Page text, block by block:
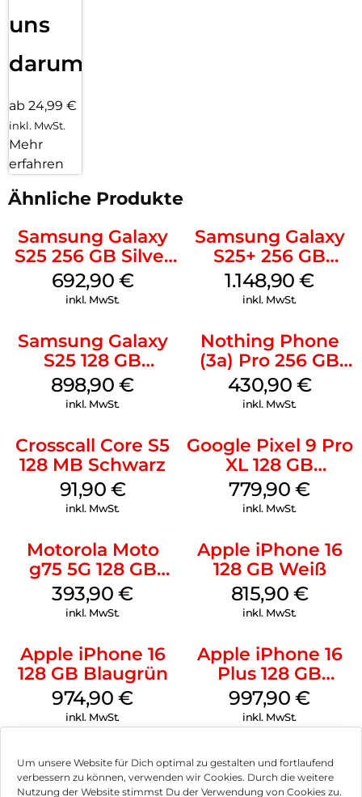
Um unsere Website für Dich optimal zu gestalten und fortlaufend
verbessern zu können, verwenden wir Cookies. Durch die weitere
Nutzung der Website stimmst Du der Verwendung von Cookies zu.
uns
darum!
ab 24,99 €
inkl. MwSt.
Mehr
erfahren
Ähnliche Produkte
Samsung Galaxy
S25 256 GB Silver
Shadow
692,90 €
inkl. MwSt.
Samsung Galaxy
S25+ 256 GB
Icyblue
1.148,90€
inkl. MwSt.
Samsung Galaxy
S25 128 GB
Icyblue
898,90€
inkl. MwSt.
Nothing Phone
(3a) Pro 256 GB
Grey
430,90 €
inkl. MwSt.
Crosscall Core S5
128 MB Schwarz
91,90 €
inkl. MwSt.
Google Pixel 9 Pro
XL 128 GB
Obsidian
779,90€
inkl. MwSt.
Motorola Moto
g75 5G 128 GB
Charcoal Gray
393,90€
inkl. MwSt.
Apple iPhone 16
128 GB Weiß
815,90 €
inkl. MwSt.
Apple iPhone 16
128 GB Blaugrün
974,90€
inkl. MwSt.
Apple iPhone 16
Plus 128 GB
Schwarz
997,90€
inkl. MwSt.